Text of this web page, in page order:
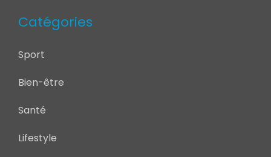
Catégories
Sport
Bien-être
Santé
Lifestyle